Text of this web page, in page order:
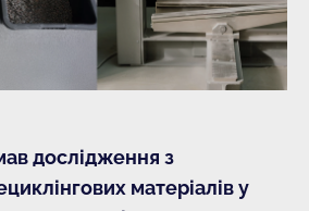
дослідження з
матеріалів у